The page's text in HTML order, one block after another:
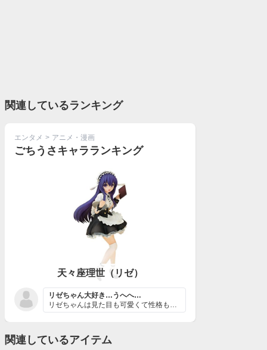
関連しているランキング
エンタメ > アニメ・漫画
ごちうさキャラランキング
天々座理世（リゼ）
リゼちゃん大好き…うへへ…
リゼちゃんは見た目も可愛くて性格も可愛くて、皆が言うよ...
関連しているアイテム